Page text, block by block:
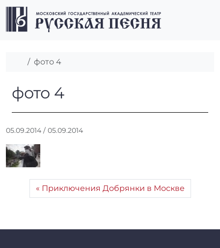
Перейти к содержимому
Перейти к футеру
Главная
фото 4
фото 4
фото 4
05.09.2014 / 05.09.2014
:
r
Приключения Добрянки в Москве